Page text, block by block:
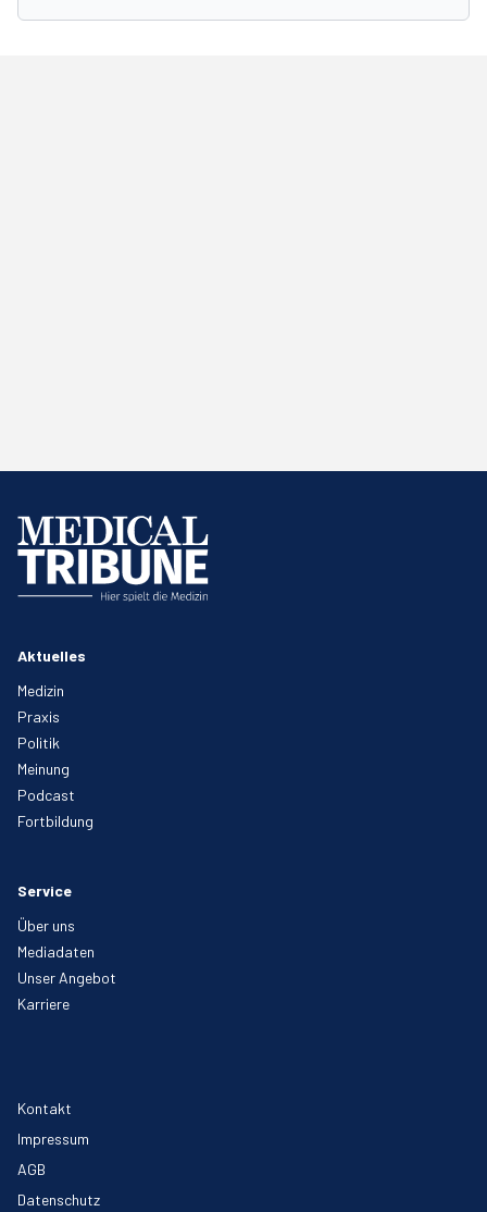
Aktuelles
Medizin
Praxis
Politik
Meinung
Podcast
Fortbildung
Service
Über uns
Mediadaten
Unser Angebot
Karriere
Kontakt
Impressum
AGB
Datenschutz